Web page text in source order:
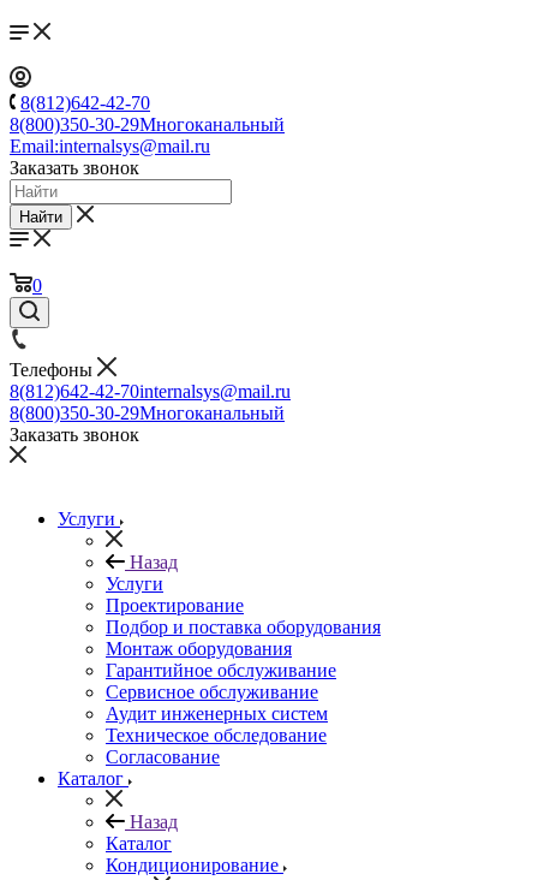
8(812)642-42-70
8(800)350-30-29Многоканальный
Email:internalsys@mail.ru
Заказать звонок
Найти
0
Телефоны
8(812)642-42-70internalsys@mail.ru
8(800)350-30-29Многоканальный
Заказать звонок
Услуги
Назад
Услуги
Проектирование
Подбор и поставка оборудования
Монтаж оборудования
Гарантийное обслуживание
Сервисное обслуживание
Аудит инженерных систем
Техническое обследование
Согласование
Каталог
Назад
Каталог
Кондиционирование